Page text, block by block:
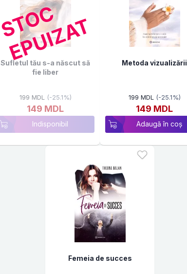
S
T
O
C
E
P
U
I
Z
A
T
Sufletul tău s-a născut să
fie liber
199 MDL (-25.1%)
149 MDL
Indisponibil
Metoda vizualizării
199 MDL (-25.1%)
149 MDL
Adaugă în coș
Femeia de succes